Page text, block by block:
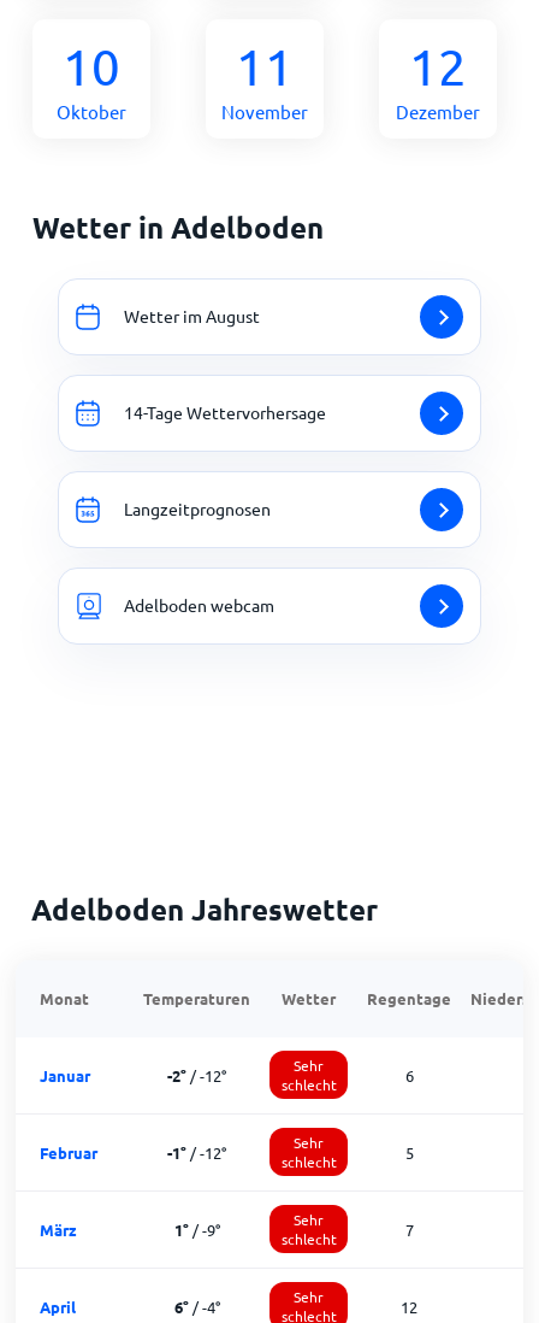
10
Oktober
11
November
12
Dezember
Wetter in Adelboden
Wetter im August
14-Tage Wettervorhersage
Langzeitprognosen
Adelboden webcam
Adelboden Jahreswetter
Monat Temperaturen Wetter Regentage
Januar -2° /-12°
Sehr
schlecht
6
Februar -1° /-12°
Sehr
schlecht
5
März 1°/-9°
Sehr
schlecht
7
April 6°/-4°
Sehr
schlecht
12